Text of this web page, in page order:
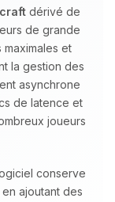
dérivé de
de grande
et
la gestion des
asynchrone
de latence et
joueurs
conserve
ajoutant des
petit
dont
mes